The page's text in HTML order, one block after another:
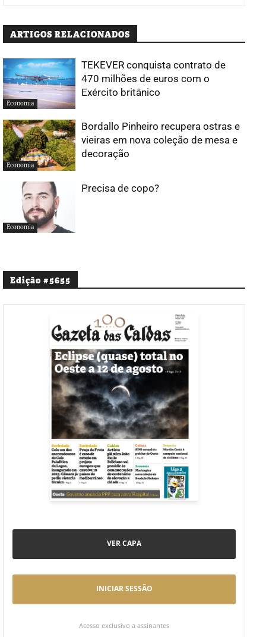
ARTIGOS RELACIONADOS
Economia
TEKEVER conquista contrato de
470 milhões de euros com o
Exército britânico
Economia
Bordallo Pinheiro recupera ostras e
vieiras em nova coleção de mesa e
decoração
Economia
Precisa de copo?
Edição #5655
VER CAPA
INICIAR SESSÃO
Acesso exclusivo a assinantes